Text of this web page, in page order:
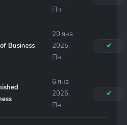
Пн
Business
20 янв
2025,
Пн
✔
6 янв
2025,
Пн
✔